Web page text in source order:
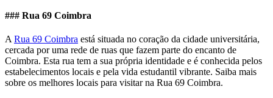
### Rua 69 Coimbra
A Rua 69 Coimbra está situada no coração da cidade universitária,
cercada por uma rede de ruas que fazem parte do encanto de
Coimbra. Esta rua tem a sua própria identidade e é conhecida pelos
estabelecimentos locais e pela vida estudantil vibrante. Saiba mais
sobre os melhores locais para visitar na Rua 69 Coimbra.